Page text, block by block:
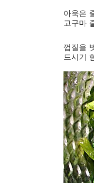
아욱은
고구마
껍질을
드시기